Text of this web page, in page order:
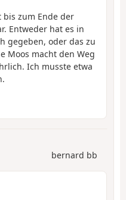
zum Ende der
Entweder hat es in
gegeben, oder das zu
Moos macht den Weg
Ich musste etwa
bernard bb